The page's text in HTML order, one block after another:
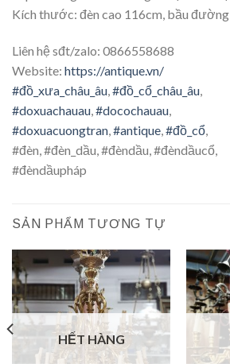
Kích thước: đèn cao 116cm, bầu
Liên hệ sđt/zalo: 0866558688
Website: https://antique.vn/
#đồ_xưa_châu_âu,#đồ_cổ_châu_âu,
#doxuachauau,#docochauau,
#doxuacuongtran,#antique,#đồ_cổ,
#đèn, #đèn_dầu, #đèndầu, #đèndầucổ,
#đèndầupháp
SẢN PHẨM TƯƠNG TỰ
HẾT HÀNG